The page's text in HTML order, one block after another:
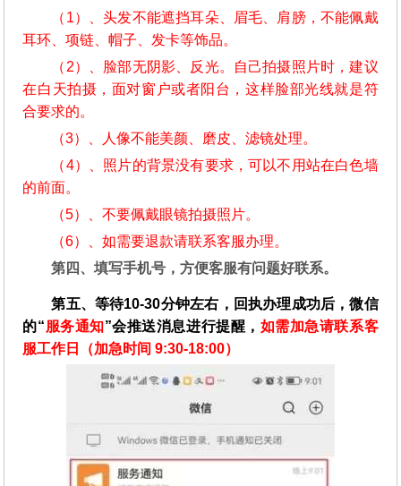
（1）、头发不能遮挡耳朵、眉毛、肩膀，不能佩戴
耳环、项链、帽子、发卡等饰品。
（2）、脸部无阴影、反光。自己拍摄照片时，建议
在白天拍摄，面对窗户或者阳台，这样脸部光线就是符
合要求的。
（3）、人像不能美颜、磨皮、滤镜处理。
（4）、照片的背景没有要求，可以不用站在白色墙
的前面。
（5）、不要佩戴眼镜拍摄照片。
（6）、如需要退款请联系客服办理。
第四、填写手机号，方便客服有问题好联系。
第五、等待10-30分钟左右，回执办理成功后，微信
的“服务通知”会推送消息进行提醒， 如需加急请联系客
服工作日（加急时间 9:30-18:00）